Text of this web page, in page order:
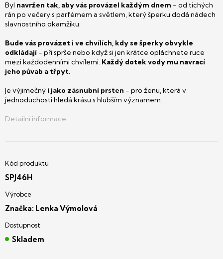
Byl navržen tak, aby vás provázel každým dnem - od tichých
rán po večery s parfémem a světlem, který šperku dodá nádech
slavnostního okamžiku.
Bude vás provázet i ve chvílích, kdy se šperky obvykle
odkládají - při sprše nebo když si jen krátce opláchnete ruce
mezi každodenními chvílemi. Každý dotek vody mu navrací
jeho půvab a třpyt.
Je výjimečný i jako zásnubní prsten - pro ženu, která v
jednoduchosti hledá krásu s hlubším významem.
Detailní informace
SPJ46H
Značka: Lenka Výmolová
Skladem